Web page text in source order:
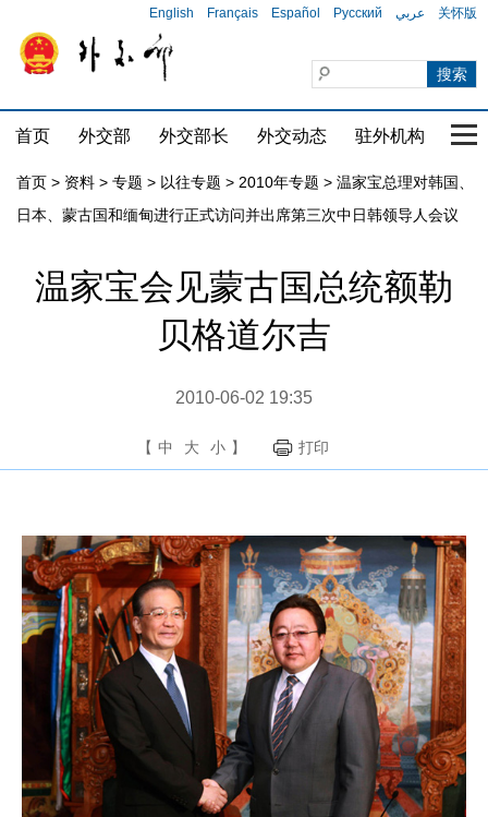
English Français Español Русский عربي 关怀版
首页 外交部 外交部长 外交动态 驻外机构 国
首页 > 资料 > 专题 > 以往专题 > 2010年专题 > 温家宝总理对韩国、
日本、蒙古国和缅甸进行正式访问并出席第三次中日韩领导人会议
温家宝会见蒙古国总统额勒
贝格道尔吉
2010-06-02 19:35
【 中 大 小 】 打印